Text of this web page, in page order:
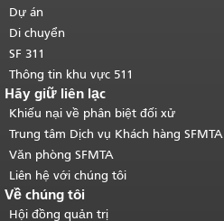
chính.
Dự án
Di chuyển
SF 311
Thông tin khu vực 511
Hãy giữ liên lạc
Khiếu nại về phân biệt đối xử
Trung tâm Dịch vụ Khách hàng SFMTA
Văn phòng SFMTA
Liên hệ với chúng tôi
Về chúng tôi
Hội đồng quản trị